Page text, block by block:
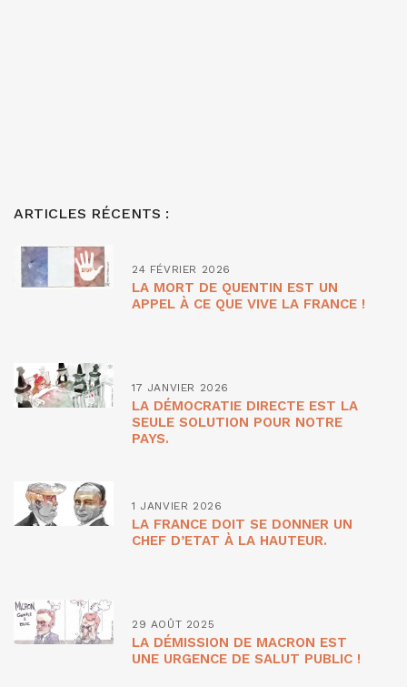
ARTICLES RÉCENTS :
24 FÉVRIER 2026
LA MORT DE QUENTIN EST UN
APPEL À CE QUE VIVE LA FRANCE !
17 JANVIER 2026
LA DÉMOCRATIE DIRECTE EST LA
SEULE SOLUTION POUR NOTRE
PAYS.
1 JANVIER 2026
LA FRANCE DOIT SE DONNER UN
CHEF D’ETAT À LA HAUTEUR.
29 AOÛT 2025
LA DÉMISSION DE MACRON EST
UNE URGENCE DE SALUT PUBLIC !